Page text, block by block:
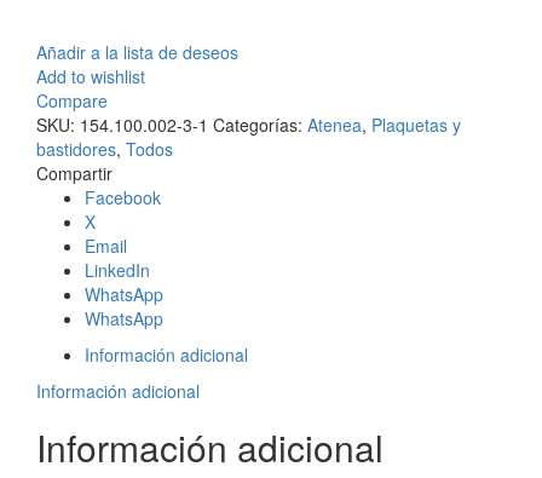
Añadir a la lista de deseos
Add to wishlist
Compare
SKU: 154.100.002-3-1 Categorías: Atenea, Plaquetas y
bastidores, Todos
Compartir
Facebook
X
Email
LinkedIn
WhatsApp
WhatsApp
Información adicional
Información adicional
Información adicional